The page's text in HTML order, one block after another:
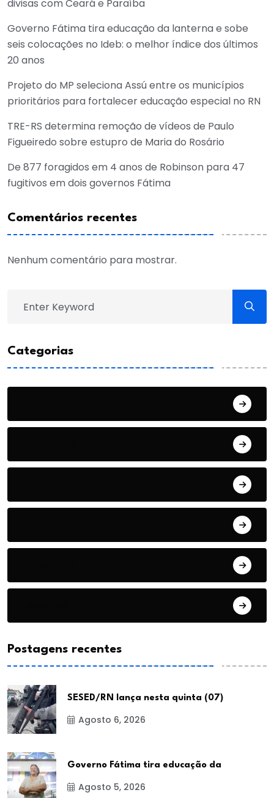
divisas com Ceará e Paraíba
Governo Fátima tira educação da lanterna e sobe
seis colocações no Ideb: o melhor índice dos últimos
20 anos
Projeto do MP seleciona Assú entre os municípios
prioritários para fortalecer educação especial no RN
TRE-RS determina remoção de vídeos de Paulo
Figueiredo sobre estupro de Maria do Rosário
De 877 foragidos em 4 anos de Robinson para 47
fugitivos em dois governos Fátima
Comentários recentes
Nenhum comentário para mostrar.
Categorias
Postagens recentes
SESED/RN lança nesta quinta (07)
Agosto 6, 2026
Governo Fátima tira educação da
Agosto 5, 2026